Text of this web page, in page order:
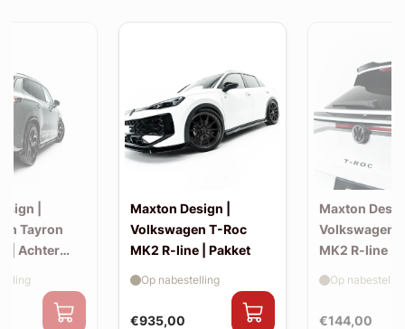
|
Tayron
| Achter
Maxton Design |
Volkswagen T-Roc
MK2 R-line | Pakket
€935,00
Op nabestelling
Maxton
Volkswagen
MK2 R-line |
€144,00
Op